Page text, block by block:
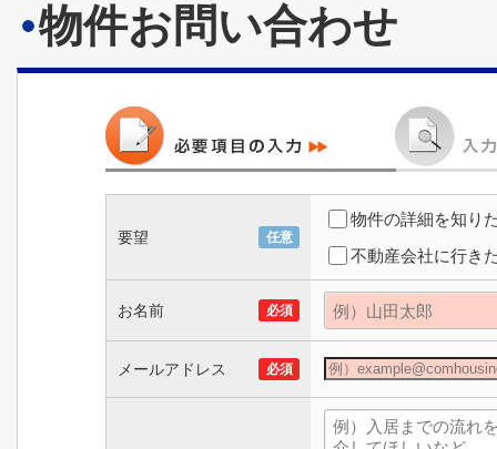
物件お問い合わせ
要望 任意
物件の詳細を知り
不動産会社に行き
お名前 必須
メールアドレス 必須